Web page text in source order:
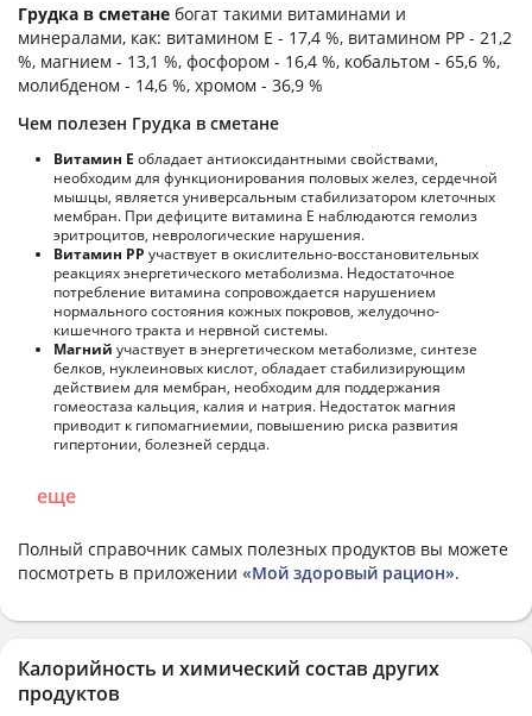
Грудка в сметане богат такими витаминами и
минералами, как: витамином E - 17,4 %, витамином PP - 21,2
%, магнием - 13,1 %, фосфором - 16,4 %, кобальтом - 65,6 %,
молибденом - 14,6 %, хромом - 36,9 %
Чем полезен Грудка в сметане
Витамин Е обладает антиоксидантными свойствами,
необходим для функционирования половых желез, сердечной
мышцы, является универсальным стабилизатором клеточных
мембран. При дефиците витамина Е наблюдаются гемолиз
эритроцитов, неврологические нарушения.
Витамин РР участвует в окислительно-восстановительных
реакциях энергетического метаболизма. Недостаточное
потребление витамина сопровождается нарушением
нормального состояния кожных покровов, желудочно-
кишечного тракта и нервной системы.
Магний участвует в энергетическом метаболизме, синтезе
белков, нуклеиновых кислот, обладает стабилизирующим
действием для мембран, необходим для поддержания
гомеостаза кальция, калия и натрия. Недостаток магния
приводит к гипомагниемии, повышению риска развития
гипертонии, болезней сердца.
еще
Полный справочник самых полезных продуктов вы можете
посмотреть в приложении «Мой здоровый рацион».
Калорийность и химический состав других
продуктов